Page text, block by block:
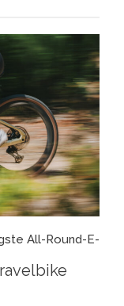
All-Round-E-